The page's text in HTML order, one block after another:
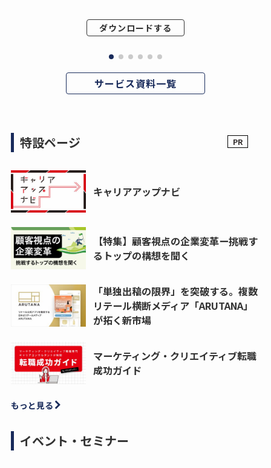
ダウンロードする
サービス資料一覧
特設ページ
キャリアアップナビ
【特集】顧客視点の企業変革ー挑戦す
るトップの構想を聞く
「単独出稿の限界」を突破する。複数
リテール横断メディア「ARUTANA」
が拓く新市場
マーケティング・クリエイティブ転職
成功ガイド
もっと見る
イベント・セミナー